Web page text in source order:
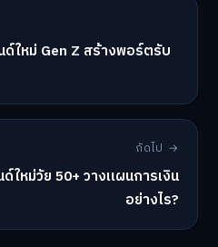
ด์ใหม่ Gen Z สร้างพอร์ตรับ
ถัดไป →
ใหม่วัย 50+ วางแผนการเงิน
อย่างไร?